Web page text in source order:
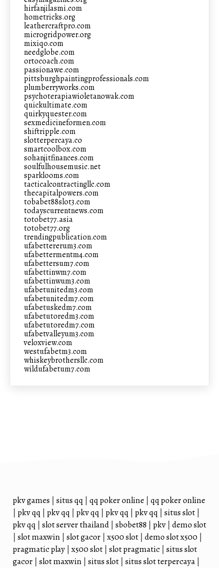
hirfanjilasmi.com
hometricks.org
leathercraftpro.com
microgridpower.org
mixiqo.com
needglobe.com
ortocoach.com
passionawe.com
pittsburghpaintingprofessionals.com
plumberryworks.com
psychoterapiawioletanowak.com
quickultimate.com
quirkyquester.com
sexmedicineformen.com
shiftripple.com
slotterpercaya.co
smartcoolbox.com
sohanjitfinances.com
soulfulhousemusic.net
sparklooms.com
tacticalcontractingllc.com
thecapitalpowers.com
tobabet88slot3.com
todayscurrentnews.com
totobet77.asia
totobet77.org
trendingpublication.com
ufabettererum3.com
ufabettermentm4.com
ufabettersum7.com
ufabettinwm7.com
ufabettinwum3.com
ufabetunitedm3.com
ufabetunitedm7.com
ufabetuskedm7.com
ufabetutoredm3.com
ufabetutoredm7.com
ufabetvalleyum3.com
veloxview.com
westufabetm3.com
whiskeybrothersllc.com
wildufabetum7.com
pkv games | situs qq | qq poker online | qq poker online
| pkv qq | pkv qq | pkv qq | pkv qq | pkv qq | situs slot |
pkv qq | slot server thailand | sbobet88 | pkv | demo slot
| slot maxwin | slot gacor | x500 slot | demo slot x500 |
pragmatic play | x500 slot | slot pragmatic | situs slot
gacor | slot maxwin | situs slot | situs slot terpercaya |